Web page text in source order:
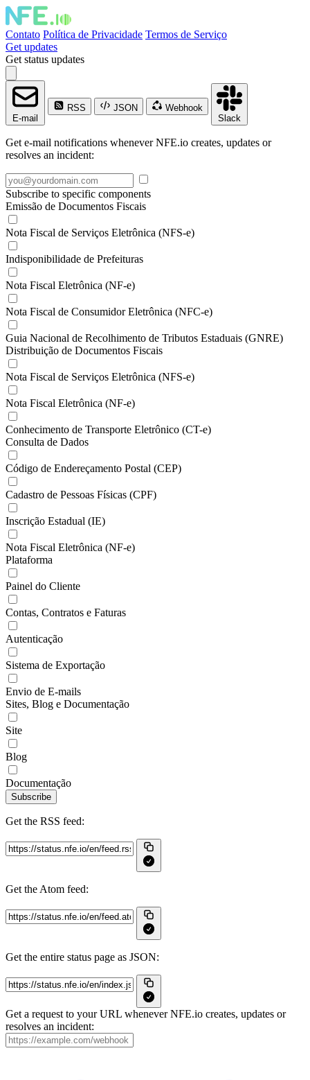
Contato Política de Privacidade Termos de Serviço
Get updates
Get status updates
E-mail
RSS JSON
Webhook
Slack
Get e-mail notifications whenever NFE.io creates, updates or
resolves an incident:
Subscribe to specific components
Emissão de Documentos Fiscais
Nota Fiscal de Serviços Eletrônica (NFS-e)
Indisponibilidade de Prefeituras
Nota Fiscal Eletrônica (NF-e)
Nota Fiscal de Consumidor Eletrônica (NFC-e)
Guia Nacional de Recolhimento de Tributos Estaduais (GNRE)
Distribuição de Documentos Fiscais
Nota Fiscal de Serviços Eletrônica (NFS-e)
Nota Fiscal Eletrônica (NF-e)
Conhecimento de Transporte Eletrônico (CT-e)
Consulta de Dados
Código de Endereçamento Postal (CEP)
Cadastro de Pessoas Físicas (CPF)
Inscrição Estadual (IE)
Nota Fiscal Eletrônica (NF-e)
Plataforma
Painel do Cliente
Contas, Contratos e Faturas
Autenticação
Sistema de Exportação
Envio de E-mails
Sites, Blog e Documentação
Site
Blog
Documentação
Subscribe
Get the RSS feed:
Get the Atom feed:
Get the entire status page as JSON:
Get a request to your URL whenever NFE.io creates, updates or
resolves an incident: